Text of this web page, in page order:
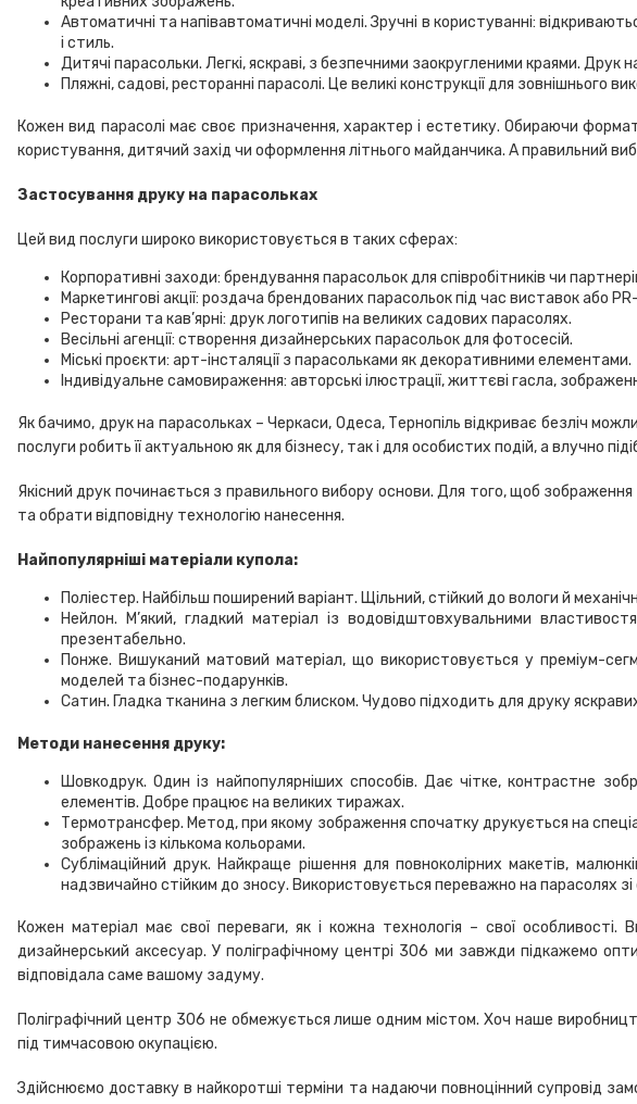
Автоматичні та напівавтоматичні моделі. Зручні в користуванні:
і стиль.
Дитячі парасольки. Легкі, яскраві, з безпечними заокругленими краями. Друк
Пляжні, садові, ресторанні парасолі. Це великі конструкції для
Кожен вид парасолі має своє призначення, характер і естетику. Обираючи
користування, дитячий захід чи оформлення літнього майданчика. А правильний
Застосування друку на парасольках
Цей вид послуги широко використовується в таких сферах:
Корпоративні заходи: брендування парасольок для співробітників чи
Маркетингові акції: роздача брендованих парасольок під час виставок або
Ресторани та кав’ярні: друк логотипів на великих садових парасолях.
Весільні агенції: створення дизайнерських парасольок для фотосесій.
Міські проєкти: арт-інсталяції з парасольками як декоративними елементами.
Індивідуальне самовираження: авторські ілюстрації, життєві гасла,
Як бачимо, друк на парасольках – Черкаси, Одеса, Тернопіль відкриває безліч
послуги робить її актуальною як для бізнесу, так і для особистих подій, а влучно
Якісний друк починається з правильного вибору основи. Для того, щоб
та обрати відповідну технологію нанесення.
Найпопулярніші матеріали купола:
Поліестер. Найбільш поширений варіант. Щільний, стійкий до вологи й
Нейлон. М’який, гладкий матеріал із водовідштовхувальними
презентабельно.
Понже. Вишуканий матовий матеріал, що використовується у преміум-
моделей та бізнес-подарунків.
Сатин. Гладка тканина з легким блиском. Чудово підходить для друку
Методи нанесення друку:
Шовкодрук. Один із найпопулярніших способів. Дає чітке, контрастне
елементів. Добре працює на великих тиражах.
Термотрансфер. Метод, при якому зображення спочатку друкується на
зображень із кількома кольорами.
Сублімаційний друк. Найкраще рішення для повноколірних макетів,
надзвичайно стійким до зносу. Використовується переважно на парасолях
Кожен матеріал має свої переваги, як і кожна технологія – свої
дизайнерський аксесуар. У поліграфічному центрі 306 ми завжди підкажемо
відповідала саме вашому задуму.
Поліграфічний центр 306 не обмежується лише одним містом. Хоч наше
під тимчасовою окупацією.
Здійснюємо доставку в найкоротші терміни та надаючи повноцінний супровід